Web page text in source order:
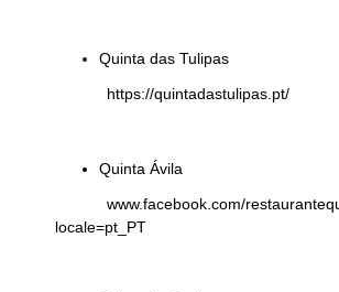
Quinta das Tulipas
https://quintadastulipas.pt/
Quinta Ávila
www.facebook.com/
locale=pt_PT